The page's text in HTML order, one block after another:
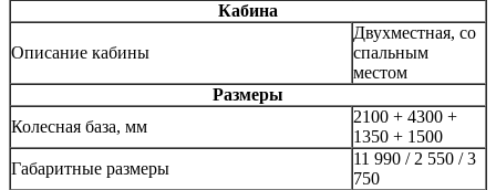
Кабина
Описание кабины
Двухместная, со
спальным
местом
Размеры
Колесная база, мм
2100 + 4300 +
1350 + 1500
Габаритные размеры
11 990 / 2 550 / 3
750